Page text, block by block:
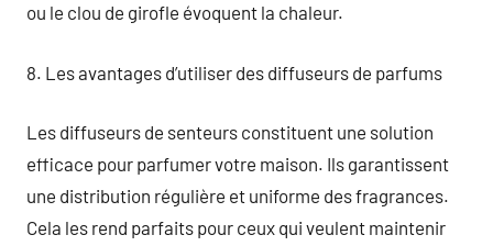
ou le clou de girofle évoquent la chaleur.
8. Les avantages d’utiliser des diffuseurs de parfums
Les diffuseurs de senteurs constituent une solution
efficace pour parfumer votre maison. Ils garantissent
une distribution régulière et uniforme des fragrances.
Cela les rend parfaits pour ceux qui veulent maintenir